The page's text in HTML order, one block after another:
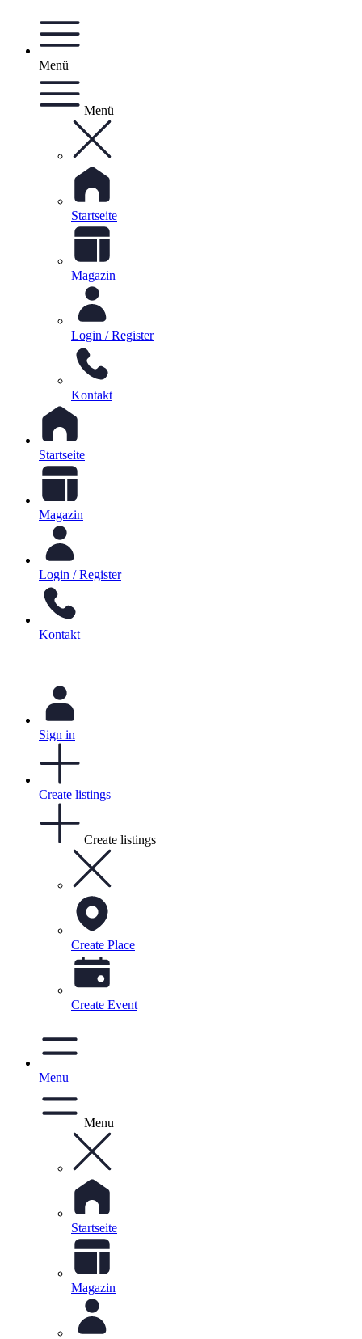
Menü
Menü
Startseite
Magazin
Login / Register
Kontakt
Startseite
Magazin
Login / Register
Kontakt
Sign in
Create listings
Create listings
Create Place
Create Event
Menu
Menu
Startseite
Magazin